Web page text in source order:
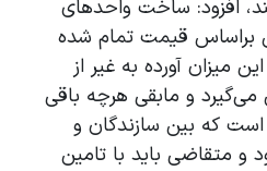
افزود: ساخت واحد‌های
قیمت تمام شده
میزان آورده به غیر از
و مابقی هرچه باقی
است که بین سازندگان و
متقاضی باید با تامین